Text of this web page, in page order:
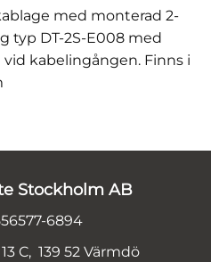
med monterad 2-
typ DT-2S-E008 med
kabelingången. Finns i
Stockholm AB
6894
C, 139 52 Värmdö